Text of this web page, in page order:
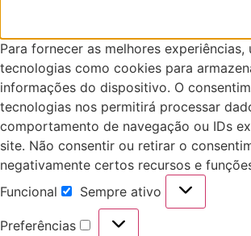
Para fornecer as melhores experiências,
tecnologias como cookies para
informações do dispositivo. O
tecnologias nos permitirá processar
comportamento de navegação ou IDs
site. Não consentir ou retirar o
negativamente certos recursos e
Funcional
Sempre ativo
Preferências